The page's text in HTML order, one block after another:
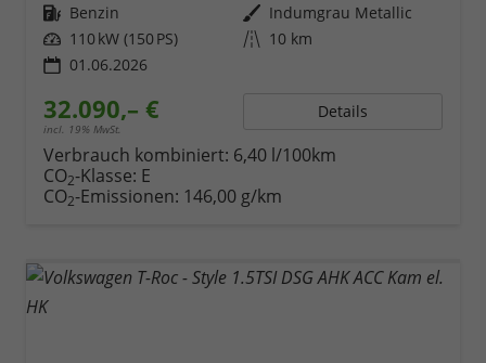
Kraftstoff Benzin Außenfarbe Indumgrau Metallic
Leistung 110 kW (150 PS) Kilometerstand 10 km
01.06.2026
32.090,– €
incl. 19% MwSt.
Details
Verbrauch kombiniert: 6,40 l/100km
CO2-Klasse: E
CO2-Emissionen: 146,00 g/km